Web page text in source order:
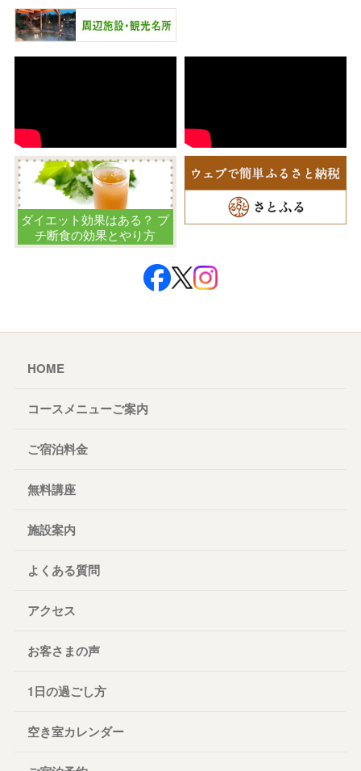
ダイエット効果はある？ プ
チ断食の効果とやり方
HOME
コースメニューご案内
ご宿泊料金
無料講座
施設案内
よくある質問
アクセス
お客さまの声
1日の過ごし方
空き室カレンダー